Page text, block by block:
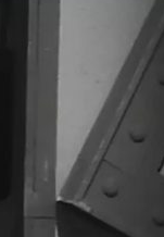
avis... Tout sur le
connaître le jeu
?
scène post-
annonce, casting...